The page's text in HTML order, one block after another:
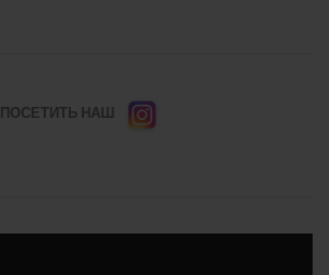
ПОСЕТИТЬ НАШ